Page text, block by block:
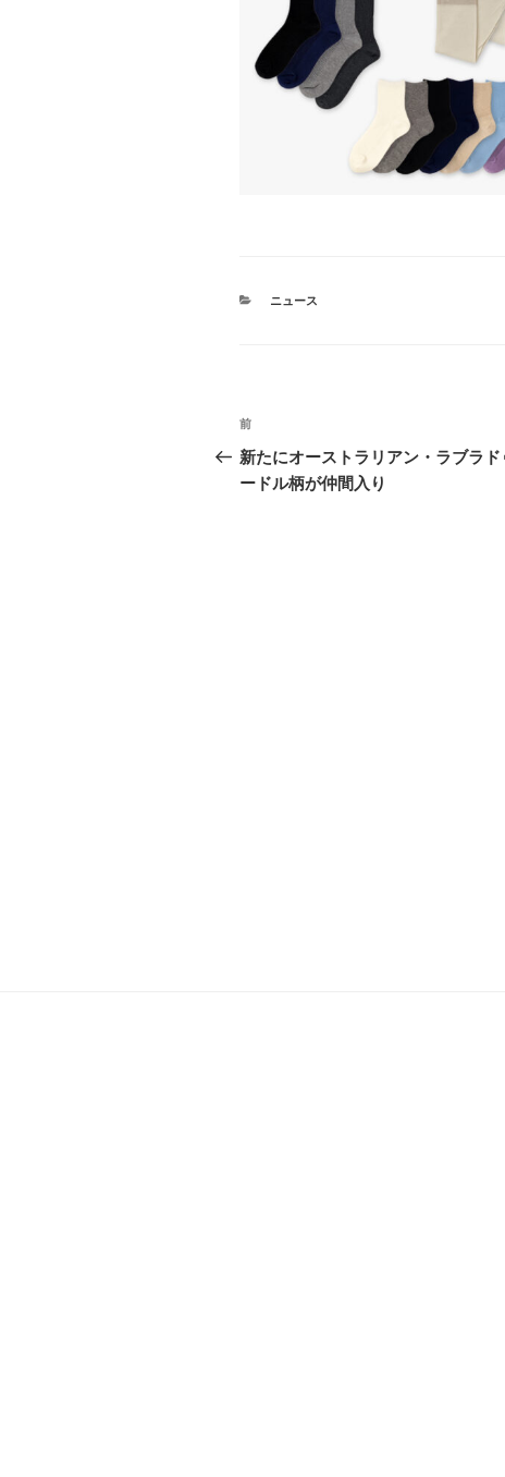
カ
ニュース
投
稿
ナ
前
の
投
前
新たにオーストラリアン・ラブラド
ードル柄が仲間入り